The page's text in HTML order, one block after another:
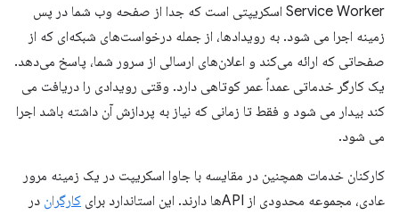
Service Worker اسکریپتی است که جدا از صفحه وب شما در پس
زمینه اجرا می شود. به رویدادها، از جمله درخواست‌های شبکه‌ای که از
صفحاتی که ارائه می‌کند و اعلان‌های ارسالی از سرور شما، پاسخ می‌دهد.
یک کارگر خدماتی عمداً عمر کوتاهی دارد. وقتی رویدادی را دریافت می
کند بیدار می شود و فقط تا زمانی که نیاز به پردازش آن داشته باشد اجرا
می شود.
کارکنان خدمات همچنین در مقایسه با جاوا اسکریپت در یک زمینه مرور
عادی، مجموعه محدودی از APIها دارند. این استاندارد برای
کارگران در